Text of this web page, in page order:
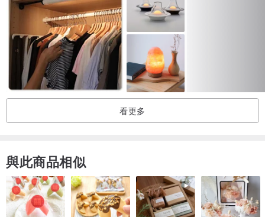
國內適用配件｜
燈泡：5W E12燈座 110V
電線：開關電線(黑色)
● 此系列為「小型鹽燈」，高度約10cm的大小，詳細尺寸如商品說明
●可至本店，依照各規格所需，一次買齊備用燈泡歐。
【 禮盒加購 】
看更多
與此商品相似